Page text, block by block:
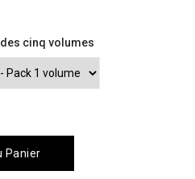
cinq volumes
Panier